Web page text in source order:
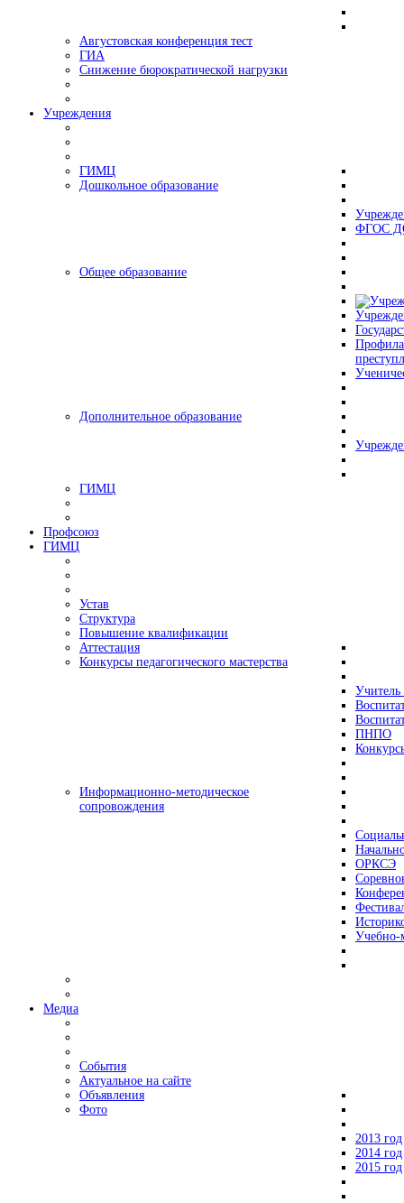
Августовская конференция тест
ГИА
Снижение бюрократической нагрузки
Учреждения
ГИМЦ
Дошкольное образование
ФГОС
Общее образование
Дополнительное образование
ГИМЦ
Профсоюз
ГИМЦ
Устав
Структура
Повышение квалификации
Аттестация
Конкурсы педагогического мастерства
Учитель
ПНПО
Информационно-методическое
сопровождения
ОРКСЭ
Учебно-
Медиа
События
Актуальное на сайте
Объявления
Фото
2013 год
2014 год
2015 год